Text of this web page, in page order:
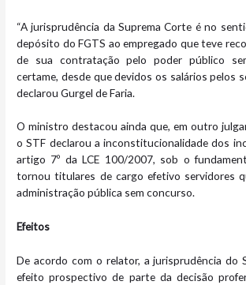
“A jurisprudência da Suprema Corte é no
depósito do FGTS ao empregado que teve
de sua contratação pelo poder público
certame, desde que devidos os salários pelos
declarou Gurgel de Faria.
O ministro destacou ainda que, em outro
o STF declarou a inconstitucionalidade dos
artigo 7º da LCE 100/2007, sob o
tornou titulares de cargo efetivo servidores
administração pública sem concurso.
Efeitos
De acordo com o relator, a jurisprudência do
efeito prospectivo de parte da decisão